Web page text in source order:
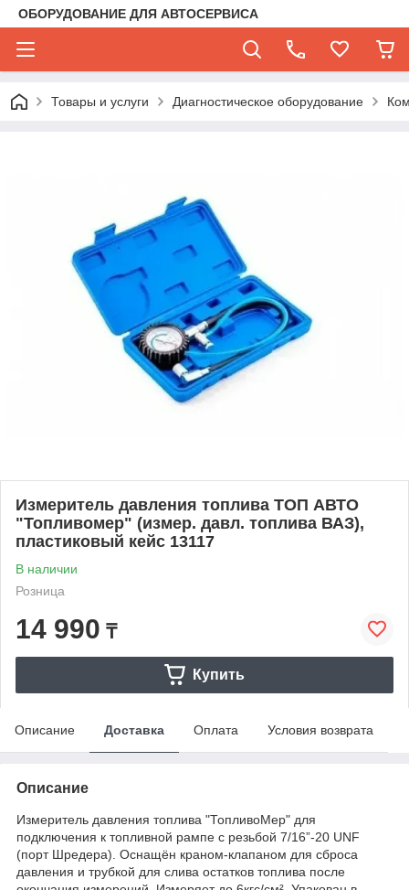
ОБОРУДОВАНИЕ ДЛЯ АВТОСЕРВИСА
Товары и услуги Диагностическое оборудование
Измеритель давления топлива ТОП АВТО
"Топливомер" (измер. давл. топлива ВАЗ),
пластиковый кейс 13117
В наличии
Розница
14 990 ₸
Купить
Описание Доставка Оплата Условия возврата
Описание
Измеритель давления топлива "ТопливоМер" для
подключения к топливной рампе с резьбой 7/16”-20 UNF
(порт Шредера). Оснащён краном-клапаном для сброса
давления и трубкой для слива остатков топлива после